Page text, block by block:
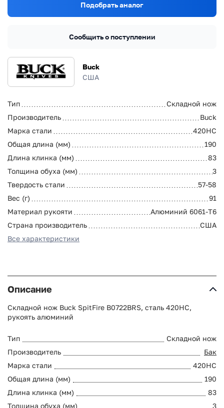
Buck
США
Тип
Складной нож
Производитель
Buck
Марка стали
420HC
Общая длина (мм)
190
Длина клинка (мм)
83
Толщина обуха (мм)
3
Твердость стали
57-58
Вес (г)
91
Материал рукояти
Алюминий 6061-T6
Страна производитель
США
Все характеристики
Подобрать аналог
Сообщить о поступлении
Описание
Складной нож Buck SpitFire B0722BRS, сталь 420HC,
рукоять алюминий
Тип
Складной нож
Производитель
Бак
Марка стали
420HC
Общая длина (мм)
190
Длина клинка (мм)
83
Толщина обуха (мм)
3